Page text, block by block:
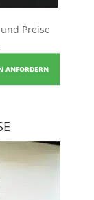
Preise
ANFORDERN